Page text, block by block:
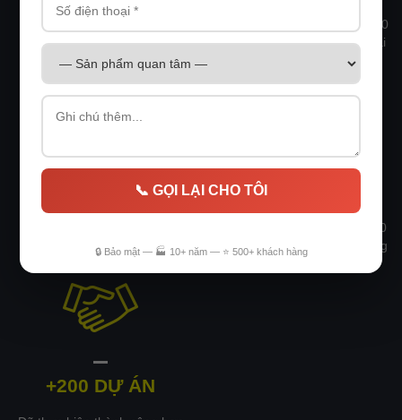
hình thành và phát triển hơn
10 năm
Ngọc Việt CNC hiện có hơn 40
sản phẩm đa dạng chủng loại
+100 KHÁCH
Chúng tôi đã hợp tác hơn 100
khách hàng và được tin tưởng
+200 DỰ ÁN
📞 GỌI LẠI CHO TÔI
🔒 Bảo mật — 🏭 10+ năm — ⭐ 500+ khách hàng